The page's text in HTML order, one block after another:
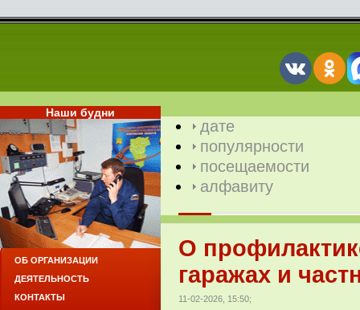
дате
популярности
посещаемости
алфавиту
О
гаражах и
11-02-2026, 15:50;
Наши будни
ОБ ОРГАНИЗАЦИИ
ДЕЯТЕЛЬНОСТЬ
КОНТАКТЫ